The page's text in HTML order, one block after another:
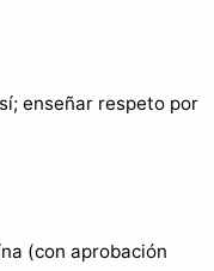
enseñar respeto por
(con aprobación